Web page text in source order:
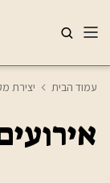
עמוד הבית יצירת